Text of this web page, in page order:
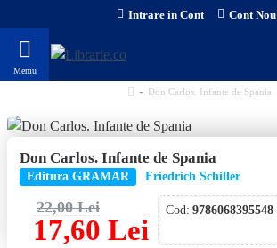
Intrare in Cont Cont Nou
Don Carlos. Infante de Spania
Don Carlos. Infante de Spania
Editura GRAMAR Friedrich Schiller
17,60 Lei
22,00 Lei Cod: 9786068395548